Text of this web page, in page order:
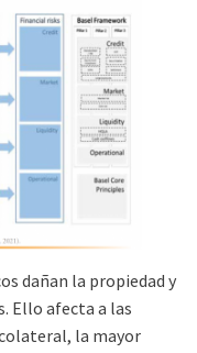
dañan la propiedad y
Ello afecta a las
la mayor